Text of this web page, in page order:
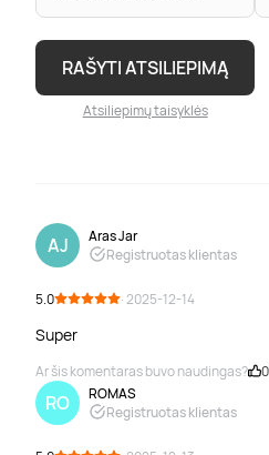
RAŠYTI ATSILIEPIMĄ
Atsiliepimų taisyklės
AJ
Aras Jar
Registruotas klientas
5.0 · 2025-12-14
Super
Ar šis komentaras buvo naudingas? 0
RO
ROMAS
Registruotas klientas